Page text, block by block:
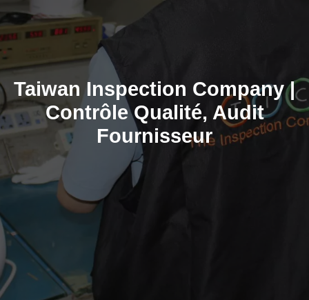
Taiwan Inspection Company |
Contrôle Qualité, Audit
Fournisseur